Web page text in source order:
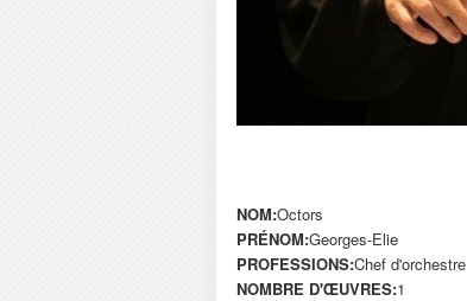
NOM:Octors
PRÉNOM:Georges-Elie
PROFESSIONS:Chef d'orchestre
NOMBRE D'ŒUVRES:1